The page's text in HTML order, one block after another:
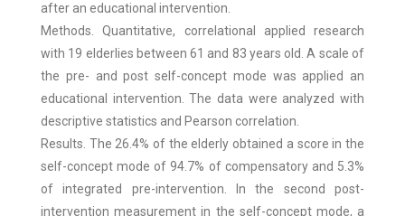
after an educational intervention.
Methods. Quantitative, correlational applied research
with 19 elderlies between 61 and 83 years old. A scale of
the pre- and post self-concept mode was applied an
educational intervention. The data were analyzed with
descriptive statistics and Pearson correlation.
Results. The 26.4% of the elderly obtained a score in the
self-concept mode of 94.7% of compensatory and 5.3%
of integrated pre-intervention. In the second post-
intervention measurement in the self-concept mode, a